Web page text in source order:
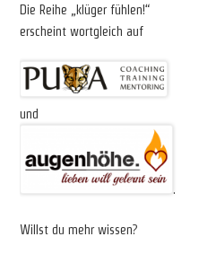
Die Reihe „klüger fühlen!“
erscheint wortgleich auf
und
.
Willst du mehr wissen?